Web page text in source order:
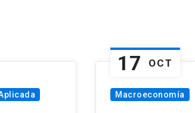
17 OCT
Macroeconomía